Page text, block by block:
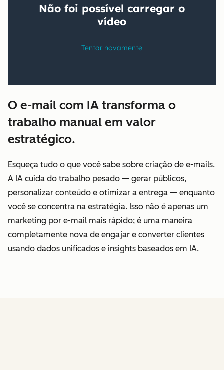
O e-mail com IA transforma o
trabalho manual em valor
estratégico.
Esqueça tudo o que você sabe sobre criação de e-mails.
A IA cuida do trabalho pesado — gerar públicos,
personalizar conteúdo e otimizar a entrega — enquanto
você se concentra na estratégia. Isso não é apenas um
marketing por e-mail mais rápido; é uma maneira
completamente nova de engajar e converter clientes
usando dados unificados e insights baseados em IA.